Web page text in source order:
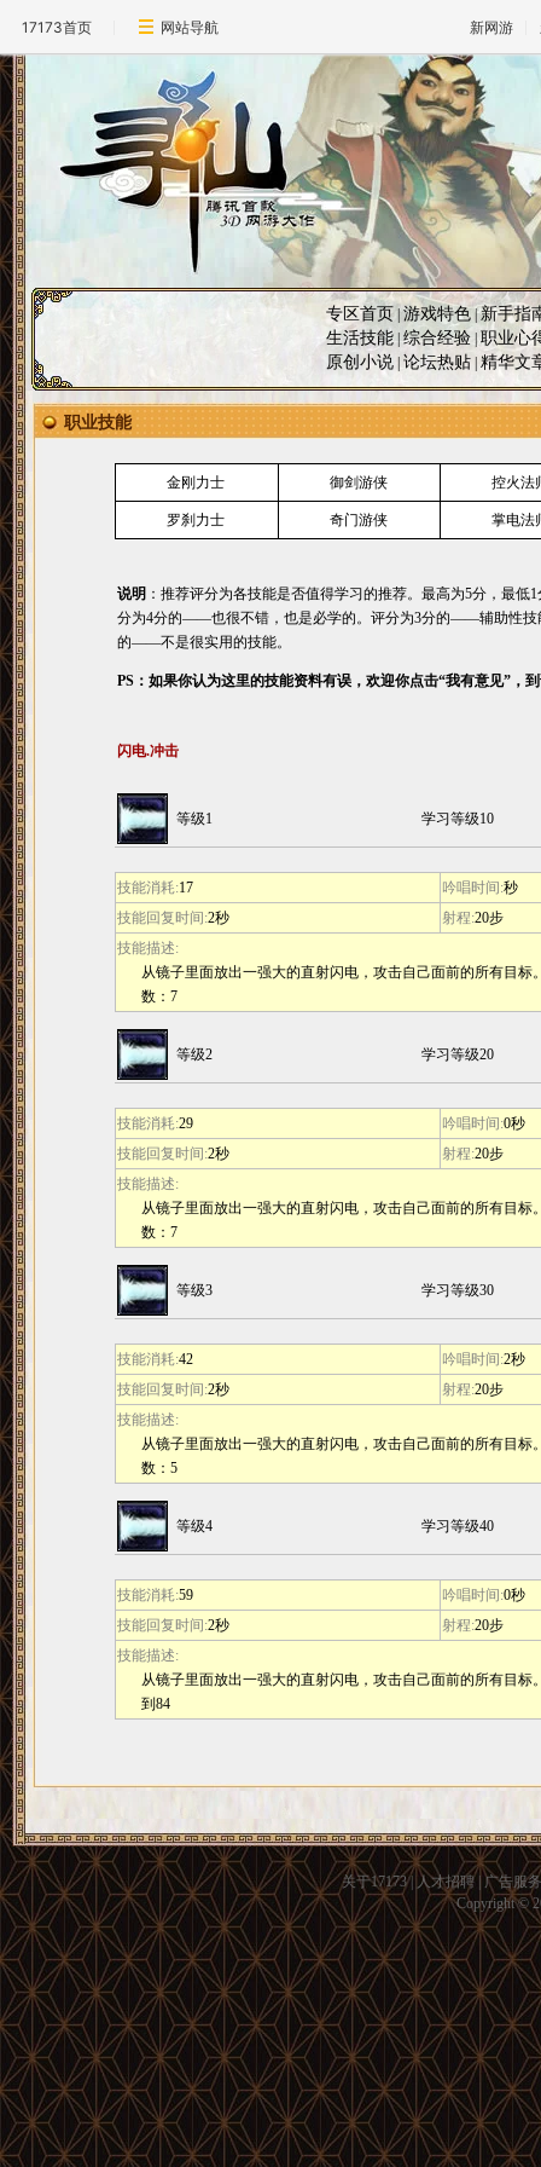
17173首页 网站导航 新网游
专区首页 |游戏特色 |新手指
生活技能|综合经验 职业心
原创小说 论坛热贴 精华文
职业技能
金刚力士 御剑游侠 控火法
罗刹力士 奇门游侠 掌电法
说明 ：推荐评分为各技能是否值得学习的推荐。最高为5分，最
分为4分的――也很不错，也是必学的。评分为3分的――辅助性技
的――不是很实用的技能。
PS：如果你认为这里的技能资料有误，欢迎你点击“我有意见”，
闪电.冲击
等级1 学习等级10
技能消耗:17 吟唱时间:秒
技能回复时间:2秒 射程:20步
技能描述:
从镜子里面放出一强大的直射闪电，攻击自己面前的所有目标
数：7
等级2 学习等级20
技能消耗:29 吟唱时间:0秒
技能回复时间:2秒 射程:20步
技能描述:
从镜子里面放出一强大的直射闪电，攻击自己面前的所有目标
数：7
等级3 学习等级30
技能消耗:42 吟唱时间:2秒
技能回复时间:2秒 射程:20步
技能描述:
从镜子里面放出一强大的直射闪电，攻击自己面前的所有目标
数：5
等级4 学习等级40
技能消耗:59 吟唱时间:0秒
技能回复时间:2秒 射程:20步
技能描述:
从镜子里面放出一强大的直射闪电，攻击自己面前的所有目标
到84
关于17173| 人才招聘| 广告服务
Copyright ©